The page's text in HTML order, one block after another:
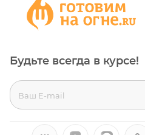
Будьте всегда в курсе!